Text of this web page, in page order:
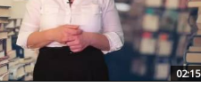
02:15